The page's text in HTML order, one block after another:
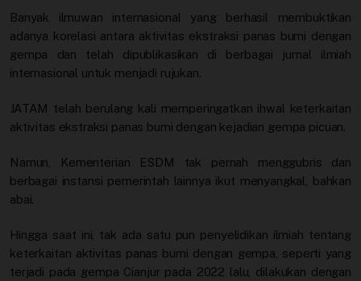
Banyak ilmuwan internasional yang berhasil membuktikan
adanya korelasi antara aktivitas ekstraksi panas bumi dengan
gempa dan telah dipublikasikan di berbagai jurnal ilmiah
internasional untuk menjadi rujukan.
JATAM telah berulang kali memperingatkan ihwal keterkaitan
aktivitas ekstraksi panas bumi dengan kejadian gempa picuan.
Namun, Kementerian ESDM tak pernah menggubris dan
berbagai instansi pemerintah lainnya ikut menyangkal, bahkan
abai.
Hingga saat ini, tak ada satu pun penyelidikan ilmiah tentang
keterkaitan aktivitas panas bumi dengan gempa, seperti yang
terjadi pada gempa Cianjur pada 2022 lalu, dilakukan dengan